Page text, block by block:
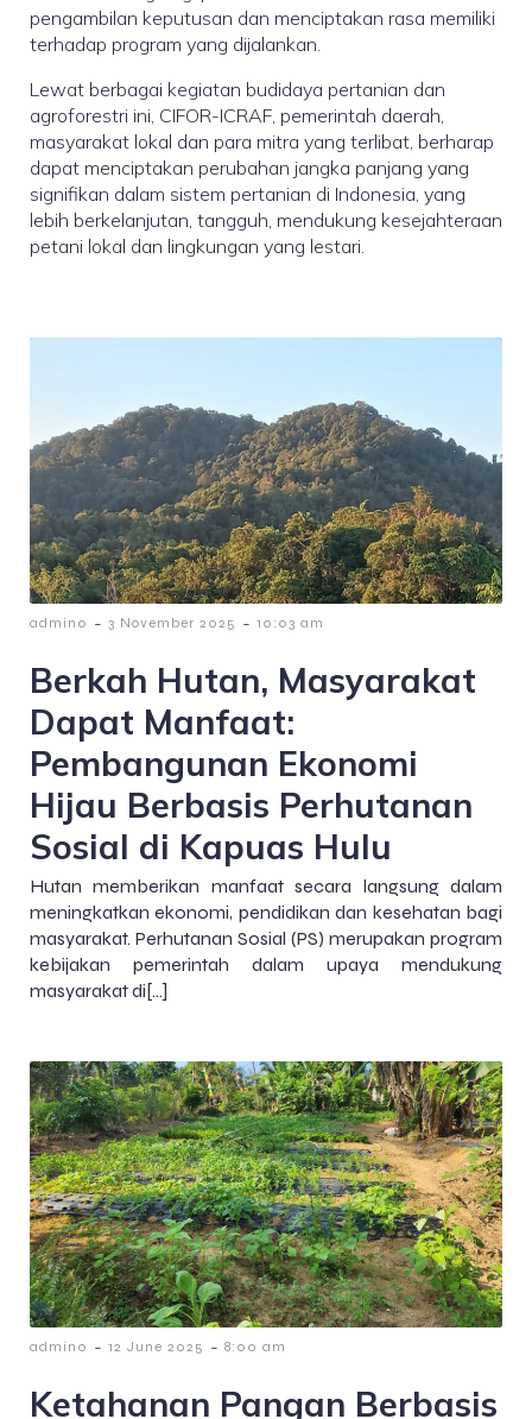
pengambilan keputusan dan menciptakan rasa memiliki
terhadap program yang dijalankan.
Lewat berbagai kegiatan budidaya pertanian dan
agroforestri ini, CIFOR-ICRAF, pemerintah daerah,
masyarakat lokal dan para mitra yang terlibat, berharap
dapat menciptakan perubahan jangka panjang yang
signifikan dalam sistem pertanian di Indonesia, yang
lebih berkelanjutan, tangguh, mendukung kesejahteraan
petani lokal dan lingkungan yang lestari.
admin0 - 3 November 2025 - 10:03 am
Berkah Hutan, Masyarakat
Dapat Manfaat:
Pembangunan Ekonomi
Hijau Berbasis Perhutanan
Sosial di Kapuas Hulu
Hutan memberikan manfaat secara langsung dalam
meningkatkan ekonomi, pendidikan dan kesehatan bagi
masyarakat. Perhutanan Sosial (PS) merupakan program
kebijakan pemerintah dalam upaya mendukung
masyarakat di[…]
admin0 - 12 June 2025 - 8:00 am
Ketahanan Pangan Berbasis